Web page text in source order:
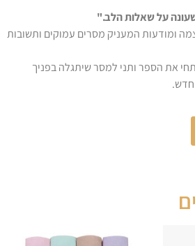
על שאלות הלב."
ומודעות המעניק מסרים עמוקים ותשובות
את הספר ותני למסר שיתגלה בפניך
חדש.